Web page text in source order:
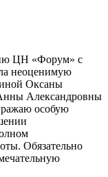
ЦН «Форум» с
неоценимую
Оксаны
Александровны
особую
Обязательно